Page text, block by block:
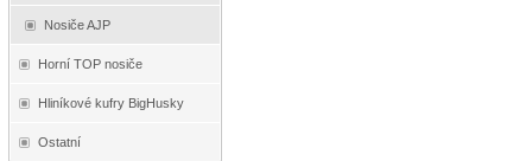
Nosiče AJP
Horní TOP nosiče
Hliníkové kufry BigHusky
Ostatní